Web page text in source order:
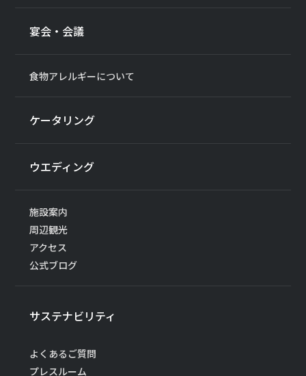
宴会・会議
食物アレルギーについて
ケータリング
ウエディング
施設案内
周辺観光
アクセス
公式ブログ
サステナビリティ
よくあるご質問
プレスルーム